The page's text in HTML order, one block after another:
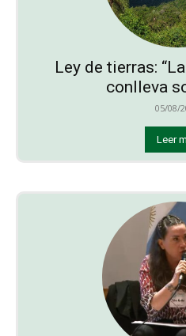
Ley de tierras:
conlleva
05/08/
Leer